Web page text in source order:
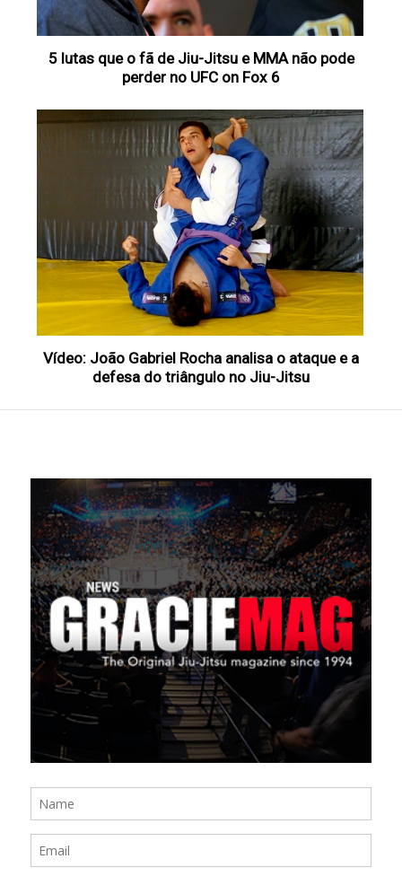
5 lutas que o fã de Jiu-Jitsu e MMA não pode
perder no UFC on Fox 6
Vídeo: João Gabriel Rocha analisa o ataque e a
defesa do triângulo no Jiu-Jitsu